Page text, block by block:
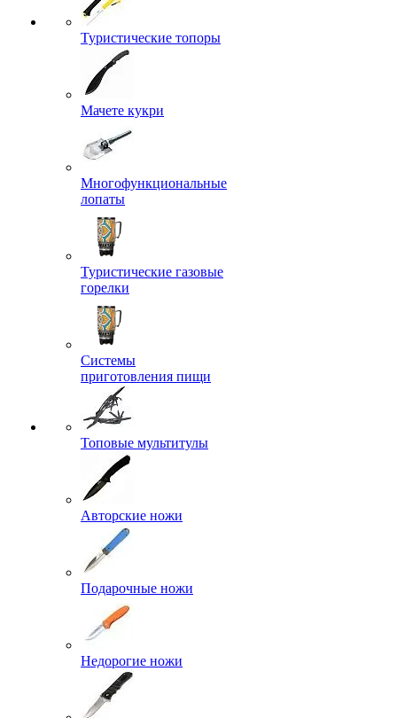
Туристические топоры
Мачете кукри
Многофункциональные
лопаты
Туристические газовые
горелки
Системы
приготовления пищи
Топовые мультитулы
Авторские ножи
Подарочные ножи
Недорогие ножи